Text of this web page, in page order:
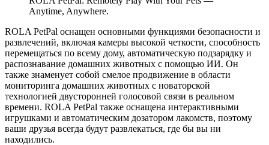
Anytime, Anywhere.
ROLA PetPal оснащен основными функциями безопасности и
развлечений, включая камеры высокой четкости, способность
перемещаться по всему дому, автоматическую подзарядку и
распознавание домашних животных с помощью ИИ. Он
также знаменует собой смелое продвижение в области
мониторинга домашних животных с новаторской
технологией двусторонней голосовой связи в реальном
времени. ROLA PetPal также оснащена интерактивными
игрушками и автоматическим дозатором лакомств, поэтому
ваши друзья всегда будут развлекаться, где бы вы ни
находились.